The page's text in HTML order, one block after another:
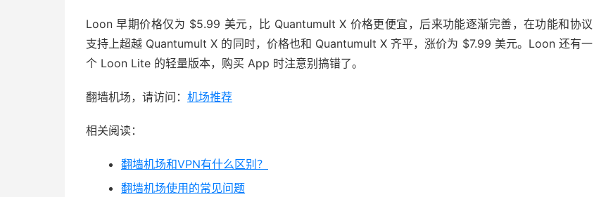
Loon 早期价格仅为 $5.99 美元，比 Quantumult X 价格更便宜，后来功能逐渐完善，在功能和协议
支持上超越 Quantumult X 的同时，价格也和 Quantumult X 齐平，涨价为 $7.99 美元。Loon 还有一
个 Loon Lite 的轻量版本，购买 App 时注意别搞错了。
翻墙机场，请访问： 机场推荐
相关阅读：
翻墙机场和VPN有什么区别？
翻墙机场使用的常见问题